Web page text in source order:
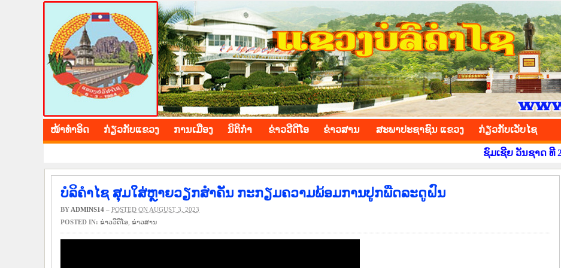
BOLIKHAMXAY PROVINCE
ໜ້າ​ທຳ​ອິດ ​ກ່ຽວ​ກັບ​ແຂວງ ​ການ​ເມືອງ ນິ​ຕິ​ກຳ ຂ່າວ​ວີ​ດີ​ໂອ ​ຂ່າວ​ສານ ສະພາປະຊາຊົນ ແຂວງ ​ກ່ຽວ​ກັບ​ເວັບ​ໄຊ
ຊົມເຊີຍ ວັນຊາດ ທີ 2 ທັນວ
ບໍລິຄຳໄຊ ສຸມໃສ່ຫຼາຍວຽກສຳຄັນ ກະກຽມຄວາມພ້ອມການປູກພືດລະດູຝົນ
BY ADMINS14 – POSTED ON AUGUST 3, 2023
POSTED IN: ຂ່າວ​ວີ​ດີ​ໂອ ​ຂ່າວ​ສານ